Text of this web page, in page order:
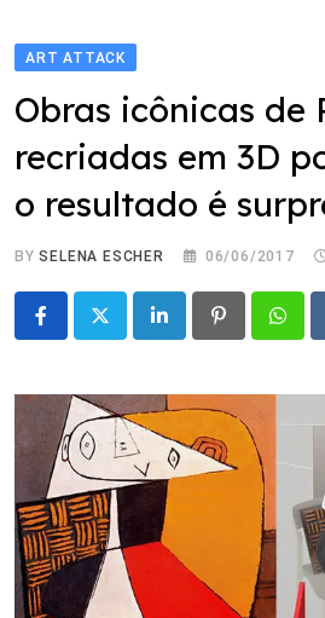
ART ATTACK
Obras icônicas de
recriadas em 3D
o resultado é
BYSELENA ESCHER 06/06/2017
LinkedIn Pinterest